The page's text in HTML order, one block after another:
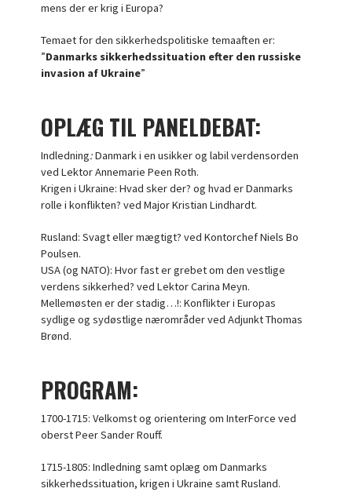
mens der er krig i Europa?
Temaet for den sikkerhedspolitiske temaaften er:
”Danmarks sikkerhedssituation efter den russiske
invasion af Ukraine”
OPLÆG TIL PANELDEBAT:
Indledning:Danmark i en usikker og labil verdensorden
ved Lektor Annemarie Peen Roth.
Krigen i Ukraine: Hvad sker der? og hvad er Danmarks
rolle i konflikten? ved Major Kristian Lindhardt.
Rusland: Svagt eller mægtigt? ved Kontorchef Niels Bo
Poulsen.
USA (og NATO): Hvor fast er grebet om den vestlige
verdens sikkerhed? ved Lektor Carina Meyn.
Mellemøsten er der stadig…!: Konflikter i Europas
sydlige og sydøstlige nærområder ved Adjunkt Thomas
Brønd.
PROGRAM:
1700-1715: Velkomst og orientering om InterForce ved
oberst Peer Sander Rouff.
1715-1805: Indledning samt oplæg om Danmarks
sikkerhedssituation, krigen i Ukraine samt Rusland.